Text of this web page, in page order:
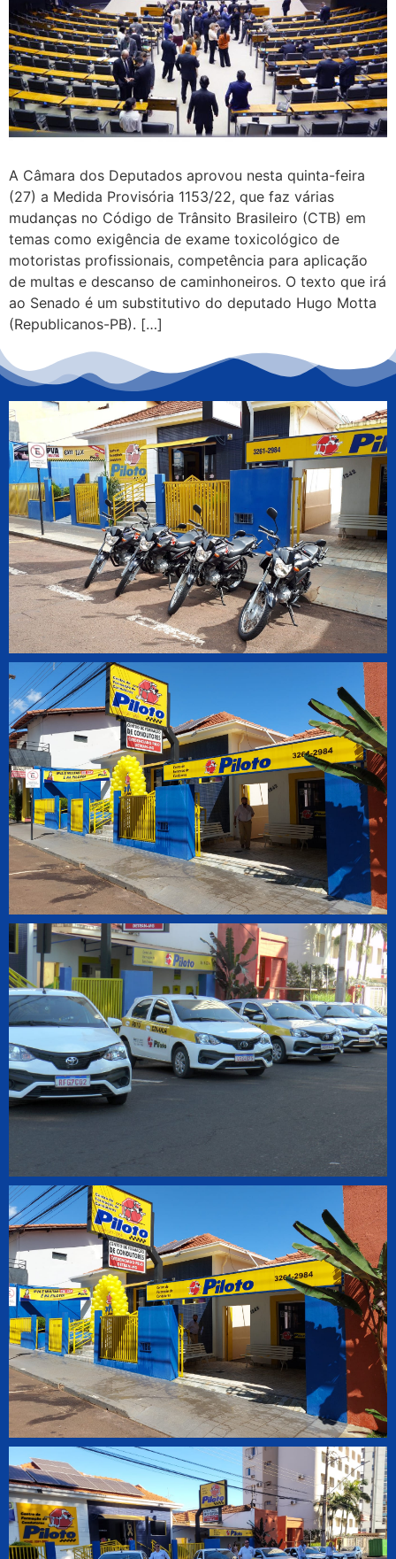
A Câmara dos Deputados aprovou nesta quinta-feira
(27) a Medida Provisória 1153/22, que faz várias
mudanças no Código de Trânsito Brasileiro (CTB) em
temas como exigência de exame toxicológico de
motoristas profissionais, competência para aplicação
de multas e descanso de caminhoneiros. O texto que irá
ao Senado é um substitutivo do deputado Hugo Motta
(Republicanos-PB). […]